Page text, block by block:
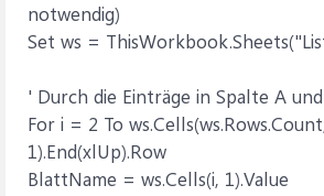
notwendig)
Set ws =
' Durch die Einträge in Spalte A
For i = 2 To
1).End(xlUp).Row
BlattName = ws.Cells(i, 1).Value